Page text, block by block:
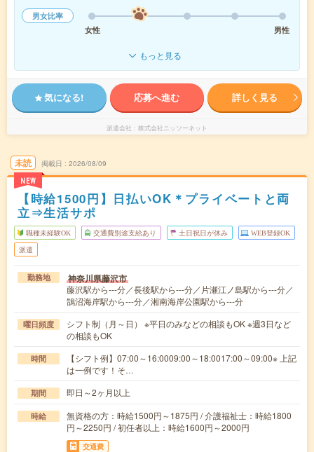
男女比率
女性
男性
もっと見る
気になる! 応募へ進む 詳しく見る
派遣会社 株式会社ニッソーネット
未読
NEW
掲載日 2026/08/09
【時給1500円】日払いOK＊プライベートと両
立⇒生活サポ
職種未経験OK 交通費別途支給あり 土日祝日が休み WEB登録OK
派遣
勤務地 神奈川県藤沢市
藤沢駅から---分／長後駅から---分／片瀬江ノ島駅から---分／
鵠沼海岸駅から---分／湘南海岸公園駅から---分
曜日頻度
シフト制（月～日） ※平日のみなどの相談もOK ※週3日など
の相談もOK
時間
【シフト例】07:00～16:0009:00～18:0017:00～09:00※ 上記
は一例です！そ…
期間 即日～2ヶ月以上
時給
無資格の方：時給1500円～1875円 / 介護福祉士：時給1800
円～2250円 / 初任者以上：時給1600円～2000円
交通費